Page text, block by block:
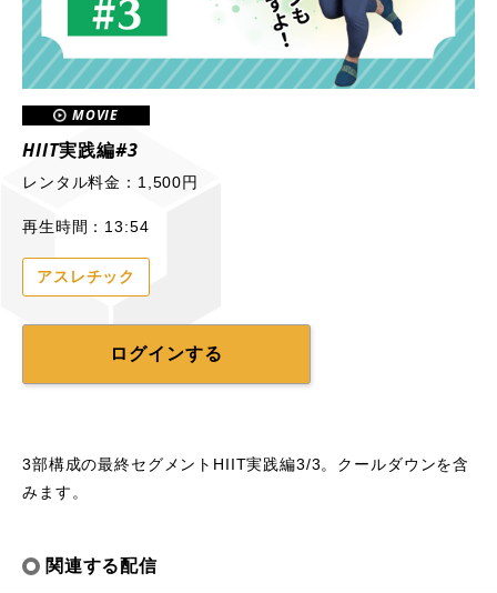
MOVIE
HIIT実践編#3
レンタル料金：1,500円
再生時間：13:54
アスレチック
ログインする
3部構成の最終セグメントHIIT実践編3/3。クールダウンを含
みます。
関連する配信